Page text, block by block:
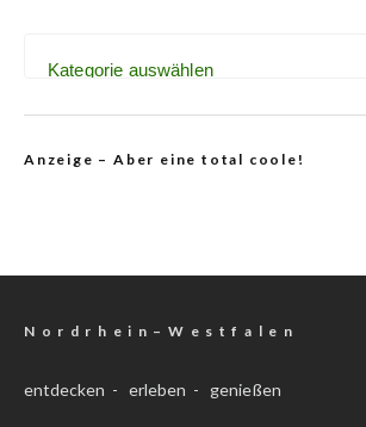
Anzeige – Aber eine total coole!
N o r d r h e i n – W e s t f a l e n
entdecken - erleben - genießen